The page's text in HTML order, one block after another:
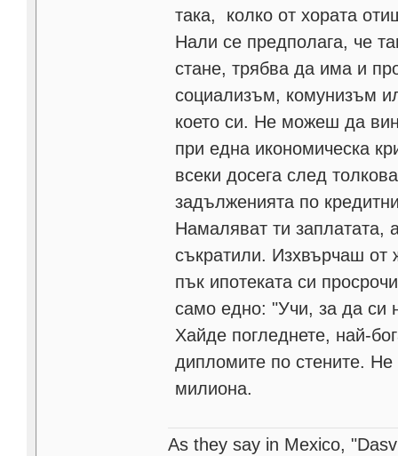
така, колко от хората
Нали се предполага, че
стане, трябва да има и
социализъм, комунизъм
което си. Не можеш да
при една икономическа
всеки досега след
задълженията по
Намаляват ти заплатата,
съкратили. Изхвърчаш
пък ипотеката си
само едно: "Учи, за да си
Хайде погледнете, най-
дипломите по стените.
милиона.
As they say in Mexico,